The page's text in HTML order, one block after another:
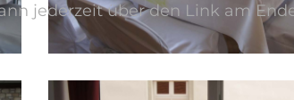
jederzeit über den Link am